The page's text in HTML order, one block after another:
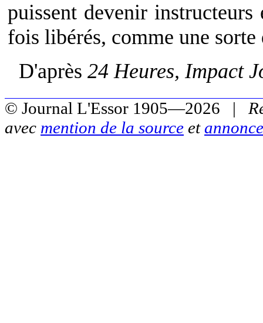
puissent devenir
fois libérés, comme une
D'après 24 Heures, Impact
© Journal L'Essor 1905—2026 |
avec mention de la source et